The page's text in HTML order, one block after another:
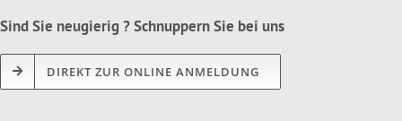
Sind Sie neugierig ? Schnuppern Sie bei uns
DIREKT ZUR ONLINE ANMELDUNG